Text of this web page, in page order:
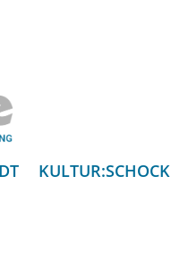
KULTUR:SCHOCK